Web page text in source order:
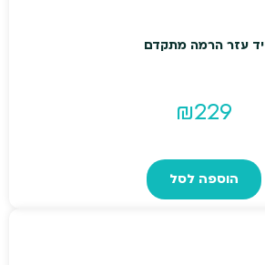
יד עזר הרמה מתקדם
₪229
הוספה לסל